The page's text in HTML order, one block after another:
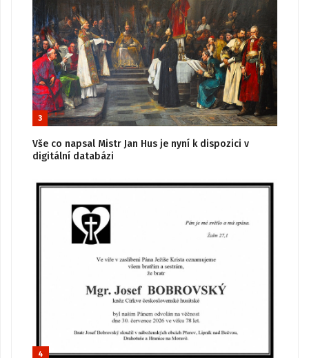
3
Vše co napsal Mistr Jan Hus je nyní k dispozici v
digitální databázi
4